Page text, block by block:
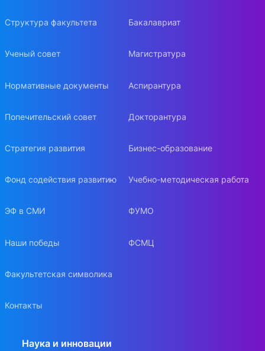
Структура факультета
Ученый совет
Нормативные документы
Попечительский совет
Стратегия развития
Фонд содействия развитию
ЭФ в СМИ
Наши победы
Факультетская символика
Контакты
Бакалавриат
Магистратура
Аспирантура
Докторантура
Бизнес-образование
Учебно-методическая работа
ФУМО
ФСМЦ
Наука и инновации